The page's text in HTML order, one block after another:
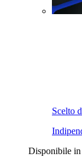
Scelto
Disponibile